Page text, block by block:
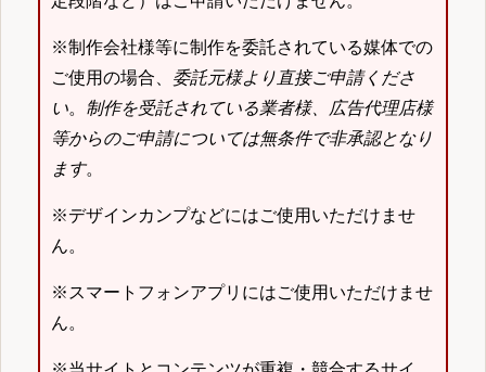
※制作会社様等に制作を委託されている媒体での
ご使用の場合、 委託元様より直接ご申請くださ
い。 制作を受託されている業者様、広告代理店様
等からのご申請については無条件で非承認となり
ます。
※デザインカンプなどにはご使用いただけませ
ん。
※スマートフォンアプリにはご使用いただけませ
ん。